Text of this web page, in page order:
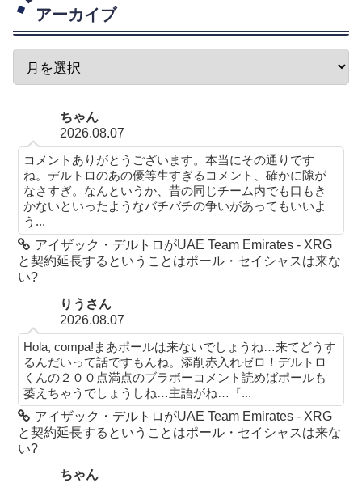
アーカイブ
ちゃん
2026.08.07
コメントありがとうございます。本当にその通りです
ね。デルトロのあの優等生すぎるコメント、確かに隙が
なさすぎ。なんというか、昔の同じチーム内でも口もき
かないといったようなバチバチの争いがあってもいいよ
う...
アイザック・デルトロがUAE Team Emirates - XRG
と契約延長するということはポール・セイシャスは来な
い?
りうさん
2026.08.07
Hola, compa!まあポールは来ないでしょうね…来てどうす
るんだいって話ですもんね。添削赤入れゼロ！デルトロ
くんの２００点満点のブラボーコメント読めばポールも
萎えちゃうでしょうしね…主語がね…『...
アイザック・デルトロがUAE Team Emirates - XRG
と契約延長するということはポール・セイシャスは来な
い?
ちゃん